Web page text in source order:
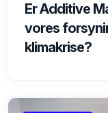
Er Additive
vores
klimakrise?